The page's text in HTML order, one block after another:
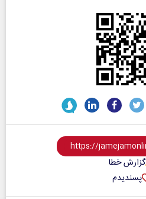
گزارش خطا
پسندیدم